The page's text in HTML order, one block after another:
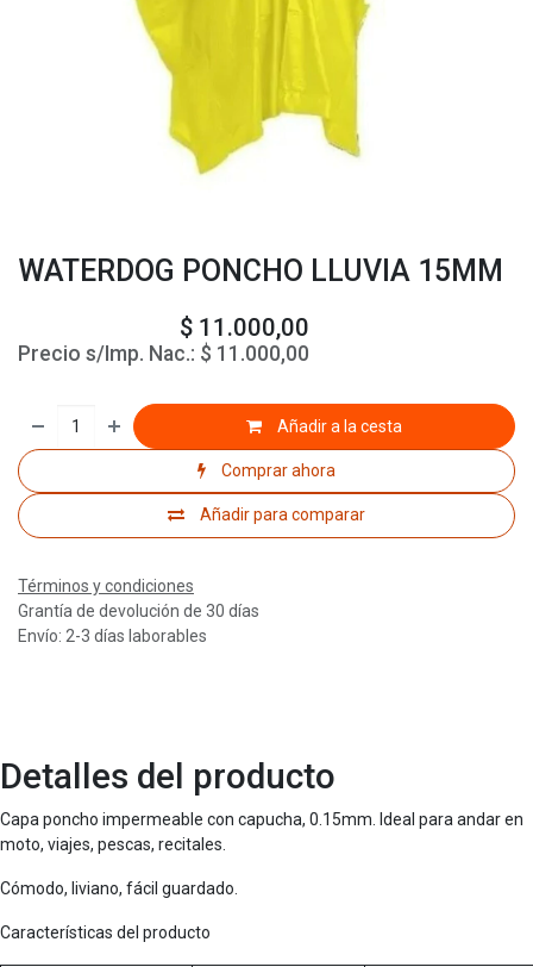
WATERDOG PONCHO LLUVIA 15MM
$ 11.000,00
Precio s/Imp. Nac.: $ 11.000,00
Añadir a la cesta
Comprar ahora
Añadir para comparar
Términos y condiciones
Grantía de devolución de 30 días
Envío: 2-3 días laborables
Detalles del producto
Capa poncho impermeable con capucha, 0.15mm. Ideal para andar en
moto, viajes, pescas, recitales.
Cómodo, liviano, fácil guardado.
Características del producto